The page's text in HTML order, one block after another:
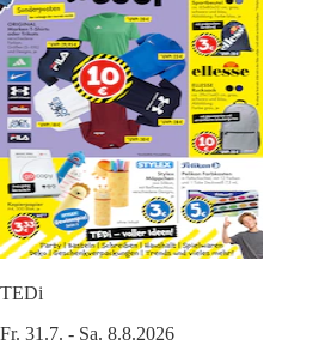
TEDi
Fr. 31.7. - Sa. 8.8.2026